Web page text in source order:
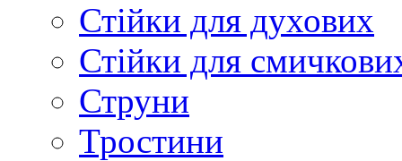
Стійки для духових
Стійки для
Струни
Тростини